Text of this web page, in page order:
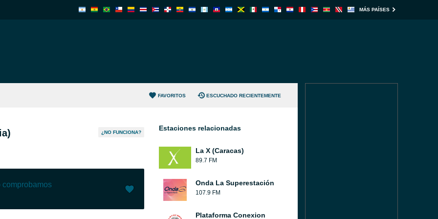
MÁS PAÍSES
FAVORITOS ESCUCHADO RECIENTEMENTE
¿NO FUNCIONA?
comprobamos
Estaciones relacionadas
La X (Caracas)
89.7 FM
Onda La Superestación
107.9 FM
Plataforma Conexion